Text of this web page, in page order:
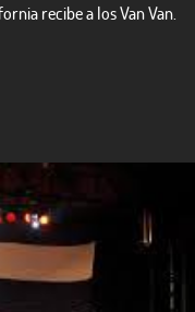
recibe a los Van Van.